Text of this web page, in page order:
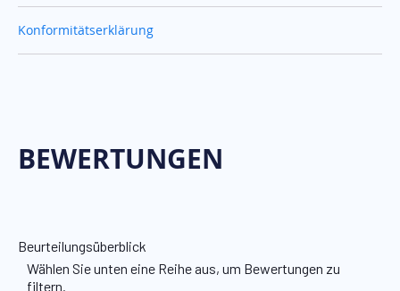
Konformitätserklärung